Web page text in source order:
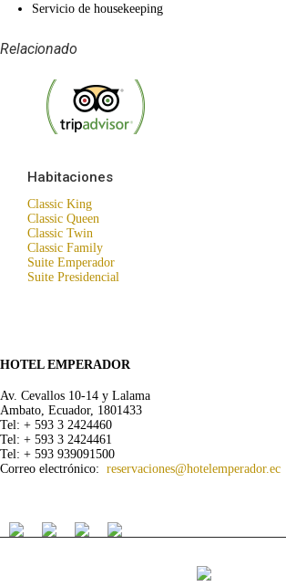
Servicio de housekeeping
Relacionado
Habitaciones
Classic King
Classic Queen
Classic Twin
Classic Family
Suite Emperador
Suite Presidencial
HOTEL EMPERADOR
Av. Cevallos 10-14 y Lalama
Ambato, Ecuador, 1801433
Tel: + 593 3 2424460
Tel: + 593 3 2424461
Tel: + 593 939091500
Correo electrónico: reservaciones@hotelemperador.ec